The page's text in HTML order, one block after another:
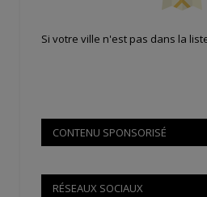
Si votre ville n'est pas dans la
CONTENU SPONSORISÉ
RÉSEAUX SOCIAUX